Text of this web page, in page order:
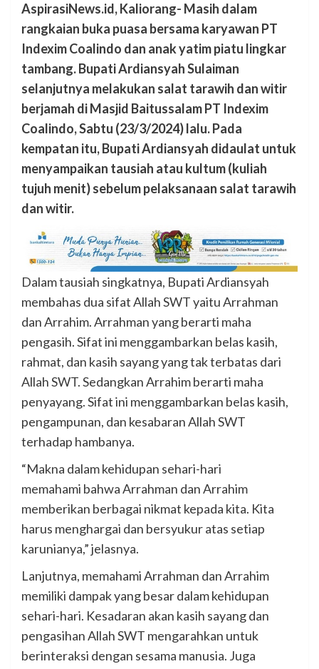
AspirasiNews.id, Kaliorang- Masih dalam
rangkaian buka puasa bersama karyawan PT
Indexim Coalindo dan anak yatim piatu lingkar
tambang. Bupati Ardiansyah Sulaiman
selanjutnya melakukan salat tarawih dan witir
berjamah di Masjid Baitussalam PT Indexim
Coalindo, Sabtu (23/3/2024) lalu. Pada
kempatan itu, Bupati Ardiansyah didaulat untuk
menyampaikan tausiah atau kultum (kuliah
tujuh menit) sebelum pelaksanaan salat tarawih
dan witir.
Dalam tausiah singkatnya, Bupati Ardiansyah
membahas dua sifat Allah SWT yaitu Arrahman
dan Arrahim. Arrahman yang berarti maha
pengasih. Sifat ini menggambarkan belas kasih,
rahmat, dan kasih sayang yang tak terbatas dari
Allah SWT. Sedangkan Arrahim berarti maha
penyayang. Sifat ini menggambarkan belas kasih,
pengampunan, dan kesabaran Allah SWT
terhadap hambanya.
“Makna dalam kehidupan sehari-hari
memahami bahwa Arrahman dan Arrahim
memberikan berbagai nikmat kepada kita. Kita
harus menghargai dan bersyukur atas setiap
karunianya,” jelasnya.
Lanjutnya, memahami Arrahman dan Arrahim
memiliki dampak yang besar dalam kehidupan
sehari-hari. Kesadaran akan kasih sayang dan
pengasihan Allah SWT mengarahkan untuk
berinteraksi dengan sesama manusia. Juga